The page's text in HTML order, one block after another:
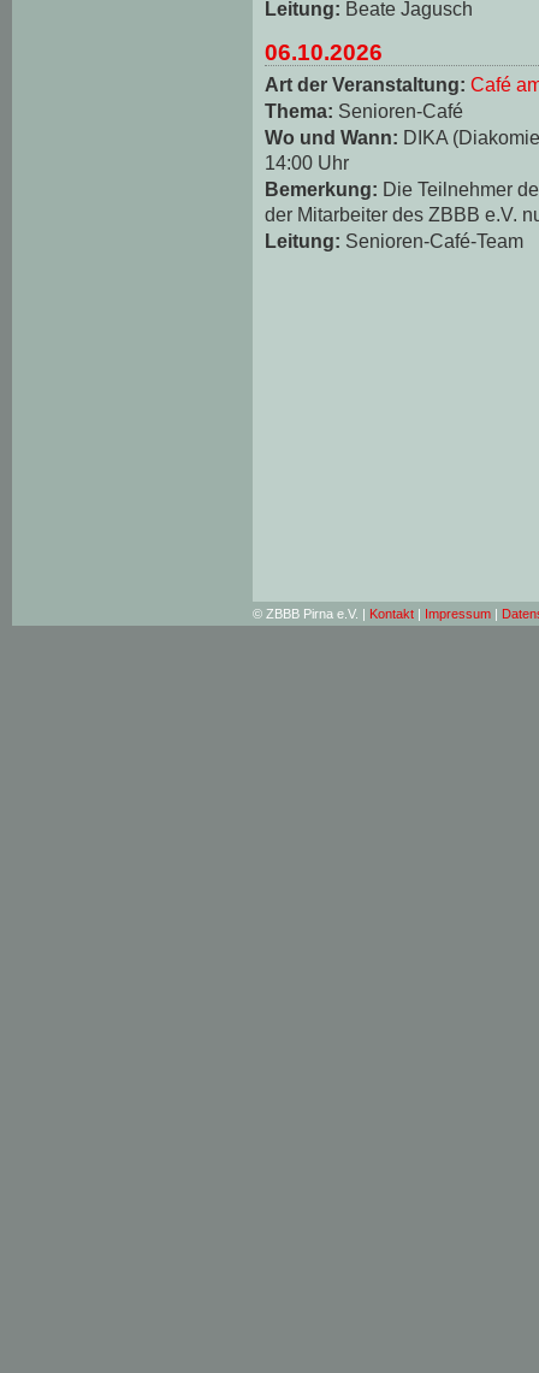
Leitung: Beate Jagusch
06.10.2026
Art der Veranstaltung: Café
Thema: Senioren-Café
Wo und Wann: DIKA
14:00 Uhr
Bemerkung: Die Teilnehmer
der Mitarbeiter des ZBBB e.V.
Leitung: Senioren-Café-Team
© ZBBB Pirna e.V. | Kontakt | Impressum |